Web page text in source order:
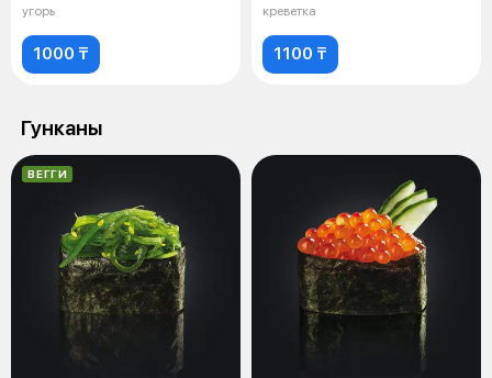
угорь
1000 ₸
креветка
1100 ₸
Гунканы
ВЕГГИ